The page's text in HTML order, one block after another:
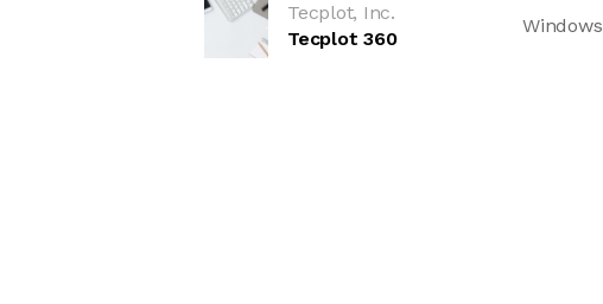
Tecplot, Inc.
Tecplot 360
Windows